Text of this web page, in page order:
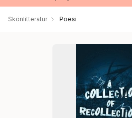
Skönlitteratur Poesi